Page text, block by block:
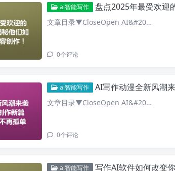
ai智能写作 盘点2025年最受欢迎的AI
文章目录▼CloseOpen AI&#20…
0个评论
ai智能写作 AI写作动漫全新风潮来袭
文章目录▼CloseOpen AI&#20…
0个评论
ai智能写作 写作AI软件如何改变你的创